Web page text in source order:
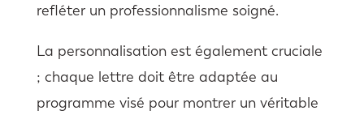
refléter un professionnalisme soigné.
La personnalisation est également cruciale
; chaque lettre doit être adaptée au
programme visé pour montrer un véritable